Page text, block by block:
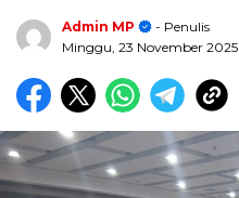
Admin MP
- Penulis
Minggu, 23 November 2025